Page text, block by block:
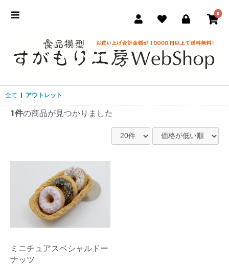
0
全て | アウトレット
1件の商品が見つかりました
ミニチュアスペシャルドー
ナッツ